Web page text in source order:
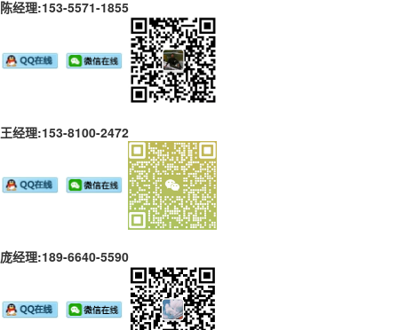
陈经理:153-5571-1855
王经理:153-8100-2472
庞经理:189-6640-5590